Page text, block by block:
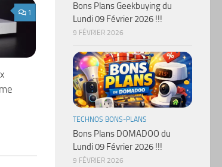
1
Bons Plans Geekbuying du
Lundi 09 Février 2026 !!!
9 FÉVRIER 2026
TECHNOS BONS-PLANS
Bons Plans DOMADOO du
Lundi 09 Février 2026 !!!
9 FÉVRIER 2026